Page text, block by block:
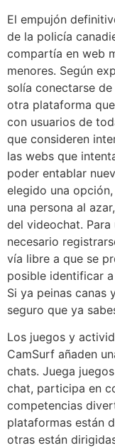
El empujón
de la policía
compartía en web
menores. Según
solía conectarse
otra plataforma
con usuarios de
que consideren
las webs que
poder entablar
elegido una
una persona al
del videochat.
necesario
vía libre a que se
posible identificar
Si ya peinas canas
seguro que ya
Los juegos y
CamSurf añaden
chats. Juega
chat, participa en
competencias
plataformas están
otras están